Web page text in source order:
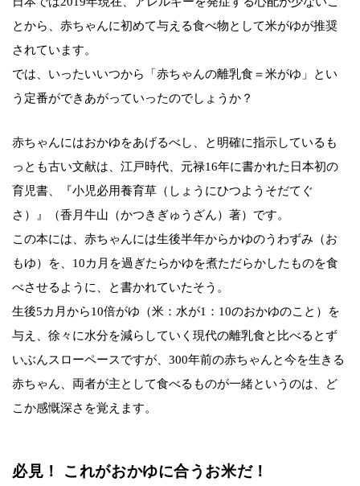
とから、赤ちゃんに初めて与える食べ物として米がゆが推奨
されています。
では、いったいいつから「赤ちゃんの離乳食＝米がゆ」とい
う定番ができあがっていったのでしょうか？
赤ちゃんにはおかゆをあげるべし、と明確に指示しているも
っとも古い文献は、江戸時代、元禄16年に書かれた日本初の
育児書、『小児必用養育草（しょうにひつようそだてぐ
さ）』（香月牛山（かつきぎゅうざん）著）です。
この本には、赤ちゃんには生後半年からかゆのうわずみ（お
もゆ）を、10カ月を過ぎたらかゆを煮ただらかしたものを食
べさせるように、と書かれていたそう。
生後5カ月から10倍がゆ（米：水が1：10のおかゆのこと）を
与え、徐々に水分を減らしていく現代の離乳食と比べるとず
いぶんスローペースですが、300年前の赤ちゃんと今を生きる
赤ちゃん、両者が主として食べるものが一緒というのは、ど
こか感慨深さを覚えます。
必見！ これがおかゆに合うお米だ！